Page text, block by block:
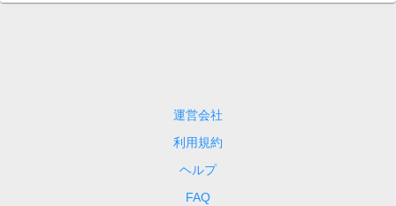
運営会社
利用規約
ヘルプ
FAQ